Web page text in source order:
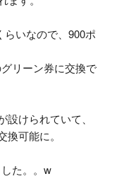
らいなので、900ポ
リーン券に交換で
けられていて、
可能に。
た。。w